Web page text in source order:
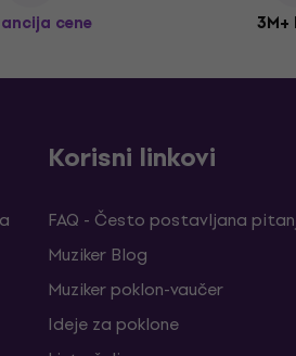
cene
Korisni linkovi
FAQ - Često postavljana
Muziker Blog
Muziker poklon-vaučer
Ideje za poklone